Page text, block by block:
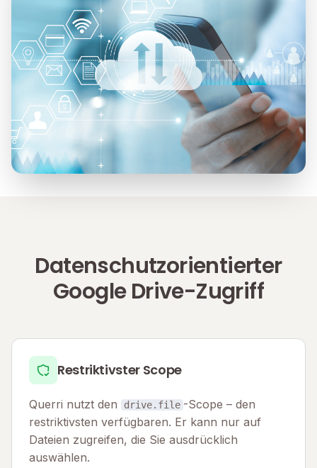
Datenschutzorientierter
Google Drive-Zugriff
Restriktivster Scope
Querri nutzt den drive.file -Scope – den
restriktivsten verfügbaren. Er kann nur auf
Dateien zugreifen, die Sie ausdrücklich
auswählen.